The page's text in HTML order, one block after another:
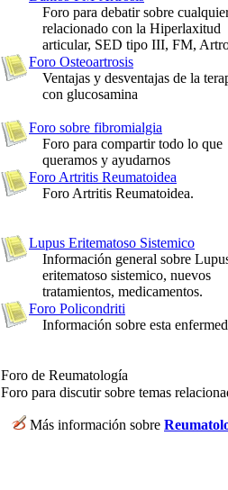
Foro para debatir sobre
relacionado con la Hiperlaxitud
articular, SED tipo III, FM,
Foro Osteoartrosis
Ventajas y desventajas de la
con glucosamina
Foro sobre fibromialgia
Foro para compartir todo lo que
queramos y ayudarnos
Foro Artritis Reumatoidea
Foro Artritis Reumatoidea.
Lupus Eritematoso Sistemico
Información general sobre
eritematoso sistemico, nuevos
tratamientos, medicamentos.
Foro Policondriti
Información sobre esta
Foro de Reumatología
Foro para discutir sobre temas
Más información sobre